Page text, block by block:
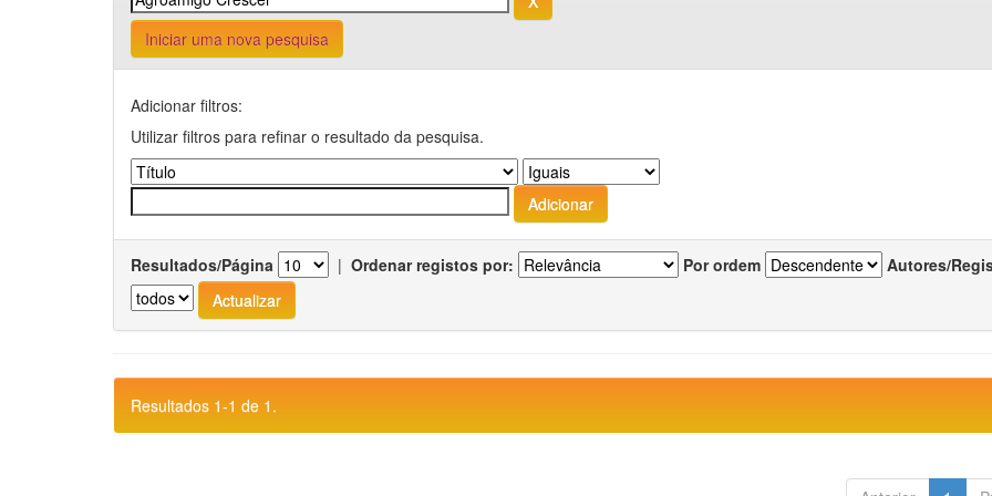
Iniciar uma nova pesquisa
Adicionar filtros:
Utilizar filtros para refinar o resultado da pesquisa.
Resultados/Página | Ordenar registos por: Por ordem Autores/
Resultados 1-1 de 1.